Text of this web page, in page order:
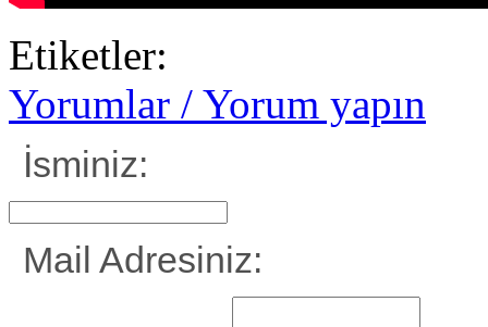
Etiketler:
Yorumlar / Yorum yapın
İsminiz:
Mail Adresiniz: